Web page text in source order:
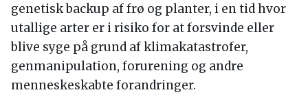
genetisk backup af frø og planter, i en tid hvor
utallige arter er i risiko for at forsvinde eller
blive syge på grund af klimakatastrofer,
genmanipulation, forurening og andre
menneskeskabte forandringer.